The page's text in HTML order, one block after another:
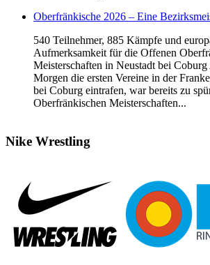
Oberfränkische 2026 – Eine
540 Teilnehmer, 885 Kämpfe und
Aufmerksamkeit für die Offenen
Meisterschaften in Neustadt bei
Morgen die ersten Vereine in der
bei Coburg eintrafen, war bereits zu
Oberfränkischen Meisterschaften...
Nike Wrestling